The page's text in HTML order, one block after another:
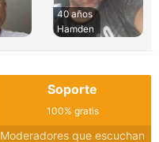
40 años
Hamden
Soporte
100% gratis
Moderadores que escuchan